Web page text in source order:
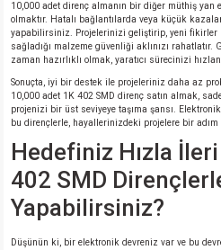
10,000 adet direnç almanın bir diğer müthiş yan
olmaktır. Hatalı bağlantılarda veya küçük
yapabilirsiniz. Projelerinizi geliştirip, yeni fikirler
sağladığı malzeme güvenliği aklınızı
zaman hazırlıklı olmak, yaratıcı sürecinizi
Sonuçta, iyi bir destek ile projeleriniz daha az
10,000 adet 1K 402 SMD direnç satın almak,
projenizi bir üst seviyeye taşıma şansı.
bu dirençlerle, hayallerinizdeki projelere bir
Hedefiniz Hızla
402 SMD
Yapabilirsiniz?
Düşünün ki, bir elektronik devreniz var ve bu